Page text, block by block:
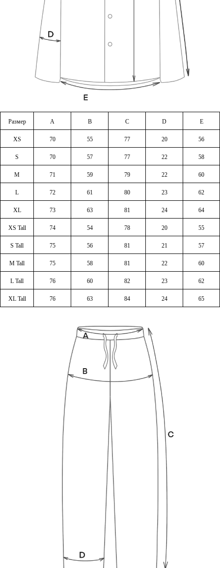
Размер A B C D E
XS 70 55 77 20 56
S 70 57 77 22 58
M 71 59 79 22 60
L 72 61 80 23 62
XL 73 63 81 24 64
XS Tall 74 54 78 20 55
S Tall 75 56 81 21 57
M Tall 75 58 81 22 60
L Tall 76 60 82 23 62
XL Tall 76 63 84 24 65